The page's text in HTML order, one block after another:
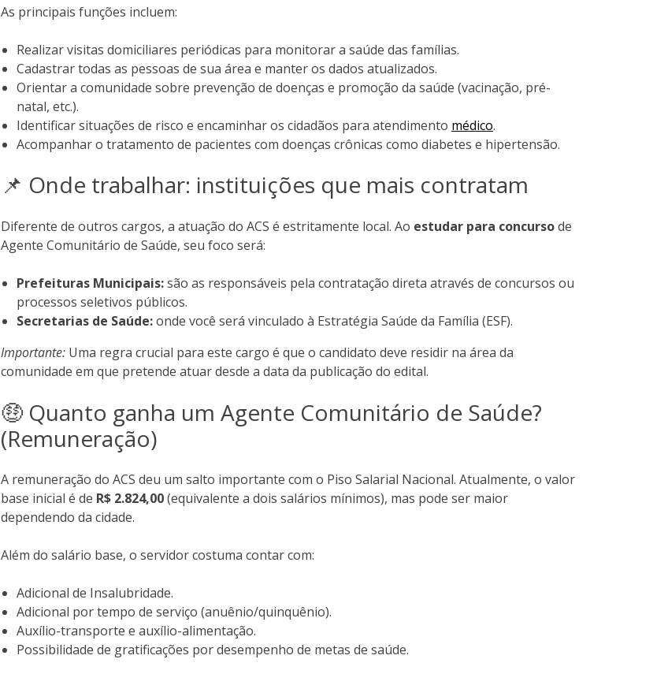
As principais funções incluem:
Realizar visitas domiciliares periódicas para monitorar a saúde das famílias.
Cadastrar todas as pessoas de sua área e manter os dados atualizados.
Orientar a comunidade sobre prevenção de doenças e promoção da saúde (vacinação, pré-
natal, etc.).
Identificar situações de risco e encaminhar os cidadãos para atendimento médico.
Acompanhar o tratamento de pacientes com doenças crônicas como diabetes e hipertensão.
📌 Onde trabalhar: instituições que mais contratam
Diferente de outros cargos, a atuação do ACS é estritamente local. Ao estudar para concursode
Agente Comunitário de Saúde, seu foco será:
Prefeituras Municipais:são as responsáveis pela contratação direta através de concursos ou
processos seletivos públicos.
Secretarias de Saúde:onde você será vinculado à Estratégia Saúde da Família (ESF).
Importante: Uma regra crucial para este cargo é que o candidato deve residir na área da
comunidade em que pretende atuar desde a data da publicação do edital.
🤑 Quanto ganha um Agente Comunitário de Saúde?
(Remuneração)
A remuneração do ACS deu um salto importante com o Piso Salarial Nacional. Atualmente, o valor
base inicial é de R$ 2.824,00(equivalente a dois salários mínimos), mas pode ser maior
dependendo da cidade.
Além do salário base, o servidor costuma contar com:
Adicional de Insalubridade.
Adicional por tempo de serviço (anuênio/quinquênio).
Auxílio-transporte e auxílio-alimentação.
Possibilidade de gratificações por desempenho de metas de saúde.